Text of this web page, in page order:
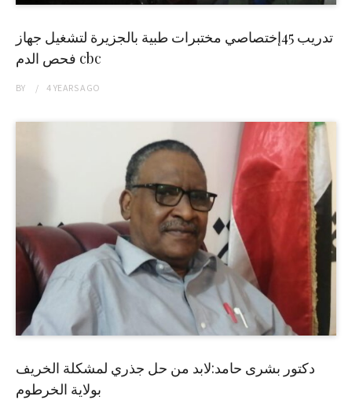
تدريب 45إختصاصي مختبرات طبية بالجزيرة لتشغيل جهاز
فحص الدم cbc
BY 4 YEARSAGO
دكتور بشرى حامد:لابد من حل جذري لمشكلة الخريف
بولاية الخرطوم